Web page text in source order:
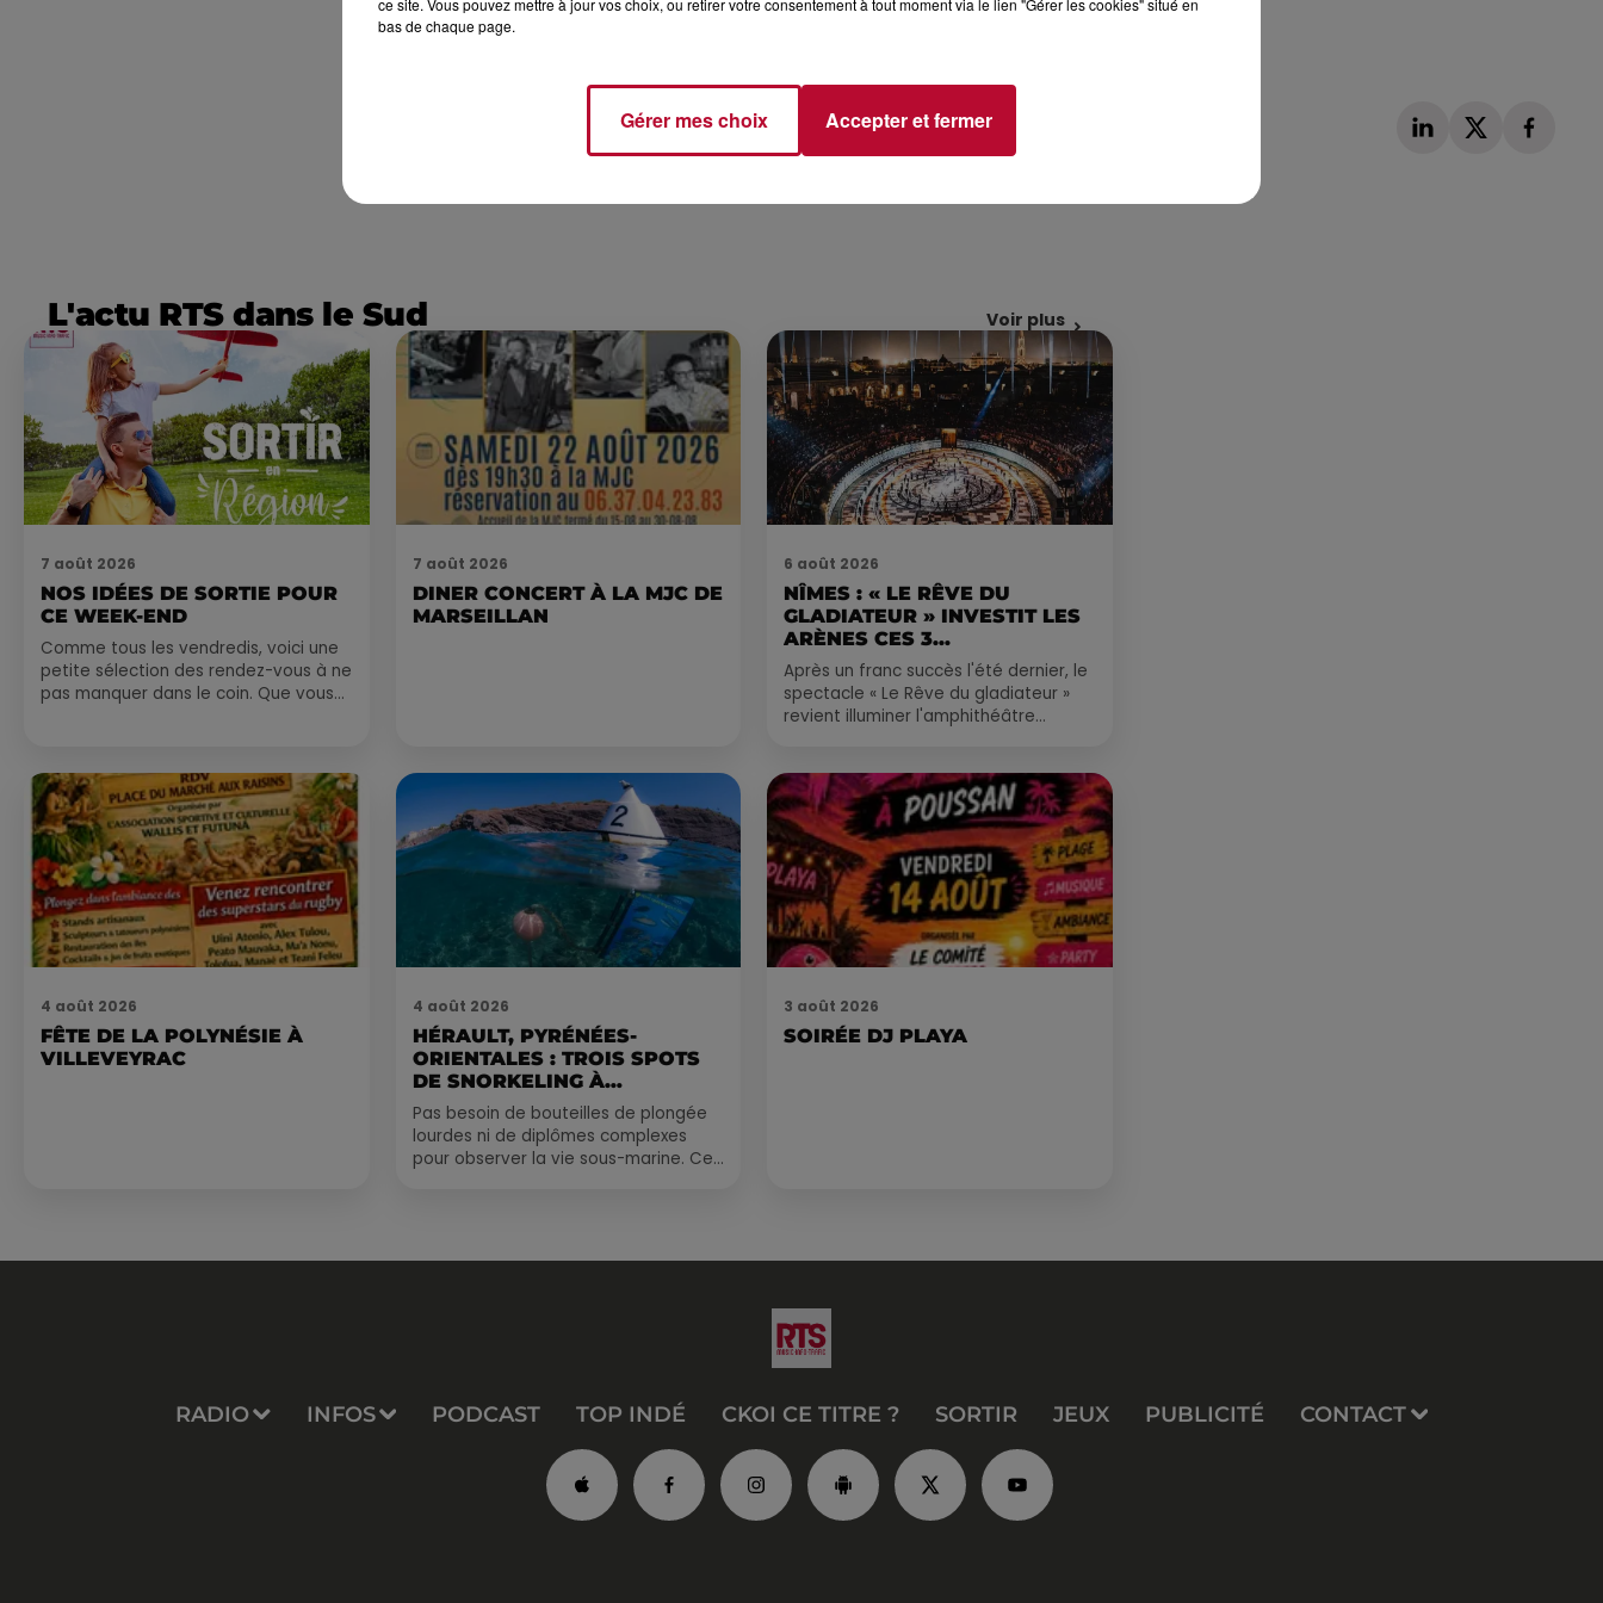
L'actu RTS dans le Sud Voir plus
7 août 2026
NOS IDÉES DE SORTIE POUR
CE WEEK-END
Comme tous les vendredis, voici une
petite sélection des rendez-vous à ne
pas manquer dans le coin. Que vous
7 août 2026
DINER CONCERT À LA MJC DE
MARSEILLAN
6 août 2026
NÎMES : « LE RÊVE DU
GLADIATEUR » INVESTIT LES
ARÈNES CES 3...
Après un franc succès l'été dernier, le
spectacle « Le Rêve du gladiateur »
revient illuminer l'amphithéâtre
4 août 2026
FÊTE DE LA POLYNÉSIE À
VILLEVEYRAC
4 août 2026
HÉRAULT, PYRÉNÉES-
ORIENTALES : TROIS SPOTS
DE SNORKELING À
EXPLORER...
Pas besoin de bouteilles de plongée
lourdes ni de diplômes complexes
pour observer la vie sous-marine. Cet
3 août 2026
SOIRÉE DJ PLAYA
RADIO INFOS PODCAST TOP INDÉ CKOI CE TITRE ? SORTIR JEUX PUBLICITÉ CONTACT
ce site. Vous pouvez mettre à jour vos choix, ou retirer votre consentement à tout moment via le lien "Gérer les cookies" situé en
bas de chaque page.
Gérer mes choix Accepter et fermer